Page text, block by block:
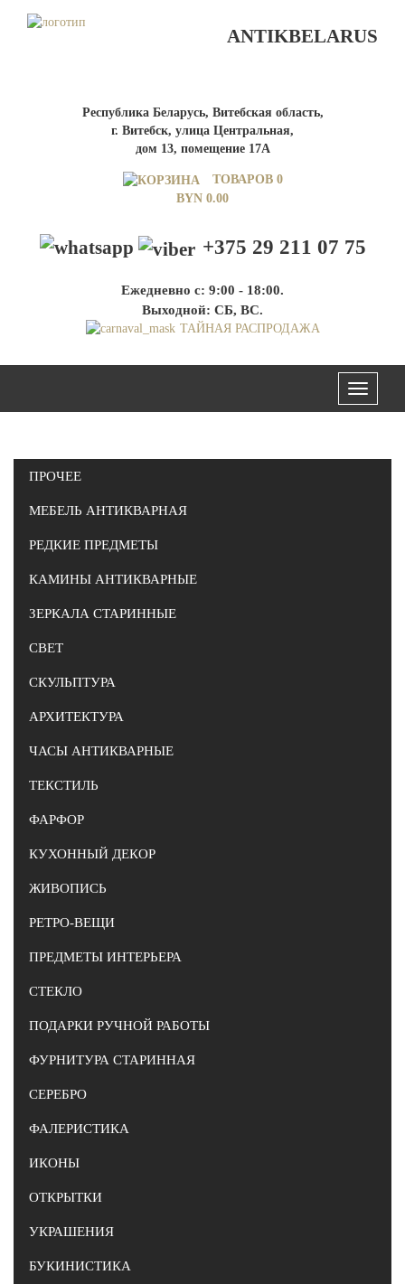
Республика Беларусь, Витебская область,
г. Витебск, улица Центральная,
дом 13, помещение 17А
ANTIKBELARUS
ТОВАРОВ 0
BYN 0.00
+375 29 211 07 75
Ежедневно с: 9:00 - 18:00.
Выходной: СБ, ВС.
ТАЙНАЯ РАСПРОДАЖА
Меню
ПРОЧЕЕ
МЕБЕЛЬ АНТИКВАРНАЯ
РЕДКИЕ ПРЕДМЕТЫ
КАМИНЫ АНТИКВАРНЫЕ
ЗЕРКАЛА СТАРИННЫЕ
СВЕТ
СКУЛЬПТУРА
АРХИТЕКТУРА
ЧАСЫ АНТИКВАРНЫЕ
ТЕКСТИЛЬ
ФАРФОР
КУХОННЫЙ ДЕКОР
ЖИВОПИСЬ
РЕТРО-ВЕЩИ
ПРЕДМЕТЫ ИНТЕРЬЕРА
СТЕКЛО
ПОДАРКИ РУЧНОЙ РАБОТЫ
ФУРНИТУРА СТАРИННАЯ
СЕРЕБРО
ФАЛЕРИСТИКА
ИКОНЫ
ОТКРЫТКИ
УКРАШЕНИЯ
БУКИНИСТИКА